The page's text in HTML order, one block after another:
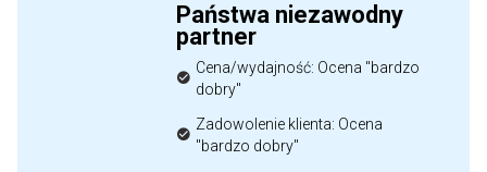
Państwa niezawodny
partner
Cena/wydajność: Ocena "bardzo
dobry"
Zadowolenie klienta: Ocena
"bardzo dobry"